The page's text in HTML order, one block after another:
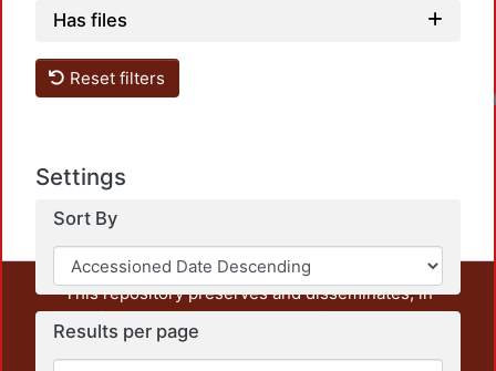
Has files
Reset filters
Settings
Sort By
Results per page
This repository preserves and disseminates, in
unrestricted open access, the teaching and research
output of UAM Azcapotzalco. It also includes some
administrative and graphic documents from the